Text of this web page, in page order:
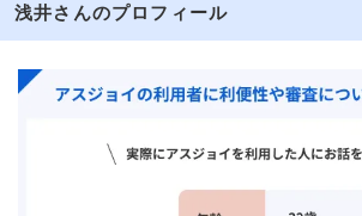
浅井さんのプロフィール